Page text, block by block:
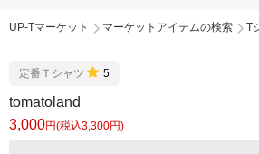
UP-Tマーケット マーケットアイテムの検索 T
定番Ｔシャツ 5
tomatoland
3,000円(税込3,300円)